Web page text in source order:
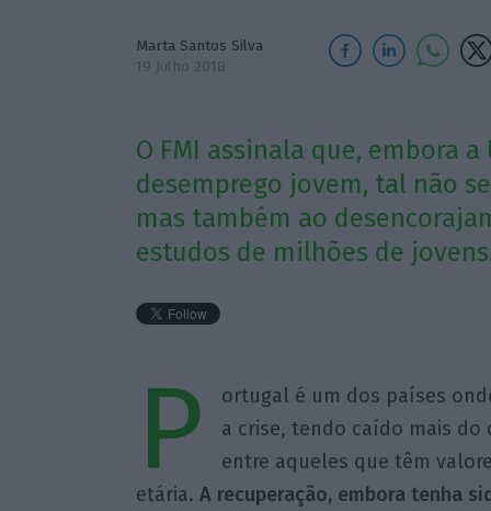
Marta Santos Silva
19 Julho 2018
O FMI assinala que, embora
desemprego jovem, tal não
mas também ao
estudos de milhões de
P
ortugal é um dos países
a crise, tendo caído mais do
entre aqueles que têm
etária. A recuperação, embora tenha